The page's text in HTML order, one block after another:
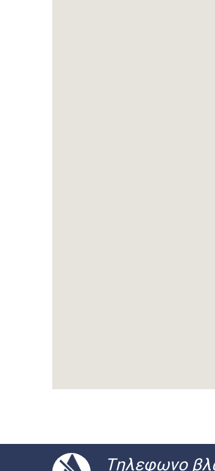
Tηλεφωνο